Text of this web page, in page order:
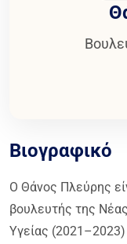
Βιογραφικό
Ο Θάνος Πλεύρης
βουλευτής της
Υγείας